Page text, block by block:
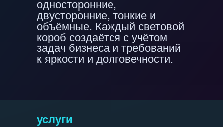
односторонние,
двусторонние, тонкие и
объёмные. Каждый световой
короб создаётся с учётом
задач бизнеса и требований
к яркости и долговечности.
услуги